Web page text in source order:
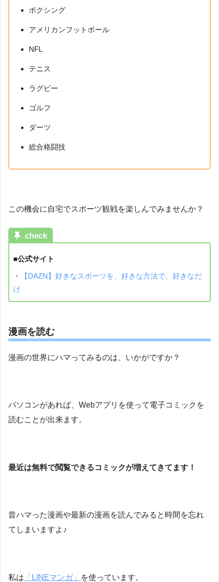
ボクシング
アメリカンフットボール
NFL
テニス
ラグビー
ゴルフ
ダーツ
総合格闘技
この機会に自宅でスポーツ観戦を楽しんでみませんか？
check
■公式サイト
・
【DAZN】好きなスポーツを、好きな方法で、好きなだ
け
漫画を読む
漫画の世界にハマってみるのは、いかがですか？
パソコンがあれば、Webアプリを使って電子コミックを
読むことが出来ます。
最近は無料で閲覧できるコミックが増えてきてます！
昔ハマった漫画や最新の漫画を読んでみると時間を忘れ
てしまいますよ♪
私は 「LINEマンガ」 を使っています。